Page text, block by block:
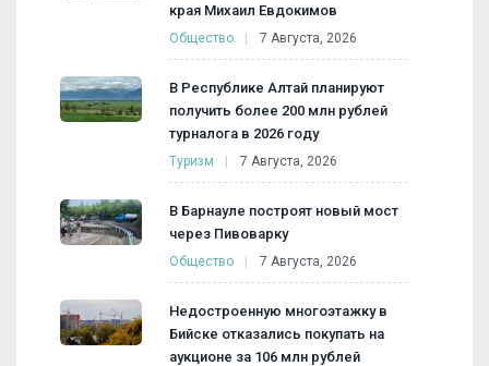
края Михаил Евдокимов
Общество 7 Августа, 2026
В Республике Алтай планируют
получить более 200 млн рублей
турналога в 2026 году
Туризм 7 Августа, 2026
В Барнауле построят новый мост
через Пивоварку
Общество 7 Августа, 2026
Недостроенную многоэтажку в
Бийске отказались покупать на
аукционе за 106 млн рублей